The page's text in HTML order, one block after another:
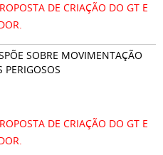
DE CRIAÇÃO DO GT E
SOBRE MOVIMENTAÇÃO
PERIGOSOS
DE CRIAÇÃO DO GT E